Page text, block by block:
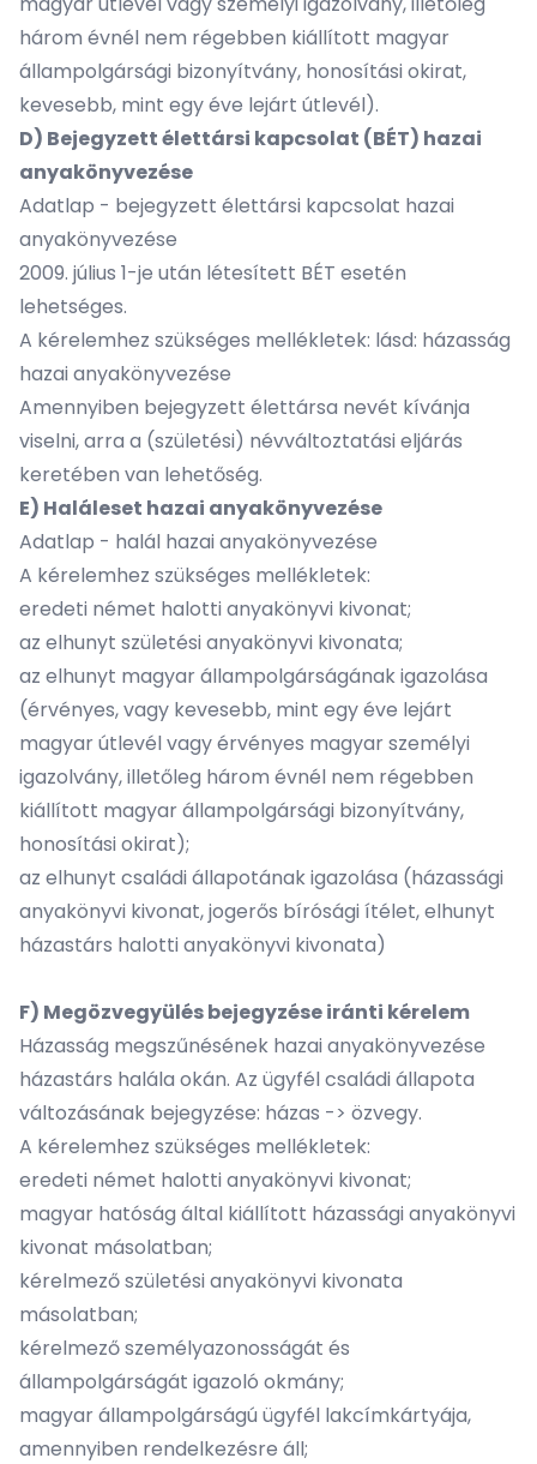
három évnél nem régebben kiállított magyar
állampolgársági bizonyítvány, honosítási okirat,
kevesebb, mint egy éve lejárt útlevél).
D) Bejegyzett élettársi kapcsolat (BÉT) hazai
anyakönyvezése
Adatlap - bejegyzett élettársi kapcsolat hazai
anyakönyvezése
2009. július 1-je után létesített BÉT esetén
lehetséges.
A kérelemhez szükséges mellékletek: lásd: házasság
hazai anyakönyvezése
Amennyiben bejegyzett élettársa nevét kívánja
viselni, arra a (születési) névváltoztatási eljárás
keretében van lehetőség.
E) Haláleset hazai anyakönyvezése
Adatlap - halál hazai anyakönyvezése
A kérelemhez szükséges mellékletek:
eredeti német halotti anyakönyvi kivonat;
az elhunyt születési anyakönyvi kivonata;
az elhunyt magyar állampolgárságának igazolása
(érvényes, vagy kevesebb, mint egy éve lejárt
magyar útlevél vagy érvényes magyar személyi
igazolvány, illetőleg három évnél nem régebben
kiállított magyar állampolgársági bizonyítvány,
honosítási okirat);
az elhunyt családi állapotának igazolása (házassági
anyakönyvi kivonat, jogerős bírósági ítélet, elhunyt
házastárs halotti anyakönyvi kivonata)
F) Megözvegyülés bejegyzése iránti kérelem
Házasság megszűnésének hazai anyakönyvezése
házastárs halála okán. Az ügyfél családi állapota
változásának bejegyzése: házas -> özvegy.
A kérelemhez szükséges mellékletek:
eredeti német halotti anyakönyvi kivonat;
magyar hatóság által kiállított házassági anyakönyvi
kivonat másolatban;
kérelmező születési anyakönyvi kivonata
másolatban;
kérelmező személyazonosságát és
állampolgárságát igazoló okmány;
magyar állampolgárságú ügyfél lakcímkártyája,
amennyiben rendelkezésre áll;